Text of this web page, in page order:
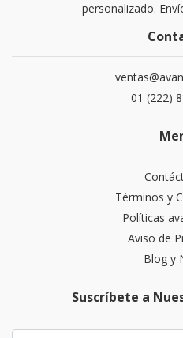
personalizado.
01 (222)
Términos y
Políticas
Aviso de
Blog y
Suscríbete a